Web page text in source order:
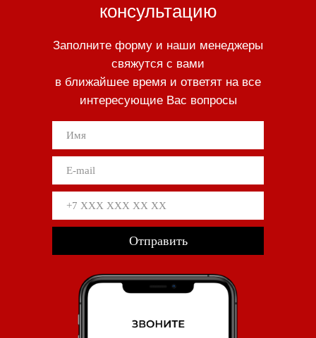
консультацию
Заполните форму и наши менеджеры
свяжутся с вами
в ближайшее время и ответят на все
интересующие Вас вопросы
Отправить